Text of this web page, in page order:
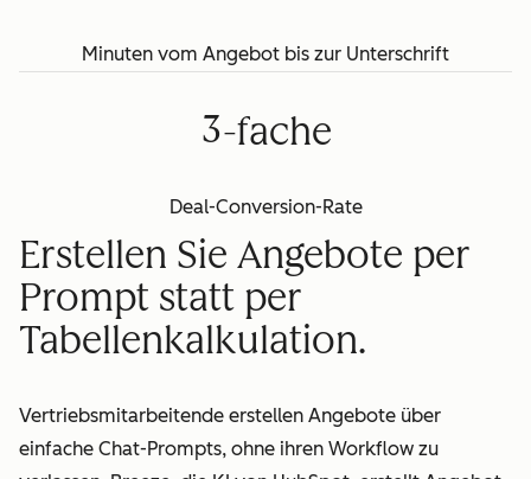
Minuten vom Angebot bis zur Unterschrift
1
3-fache
Deal-Conversion-Rate
Erstellen Sie Angebote per
Prompt statt per
Tabellenkalkulation.
Vertriebsmitarbeitende erstellen Angebote über
einfache Chat-Prompts, ohne ihren Workflow zu